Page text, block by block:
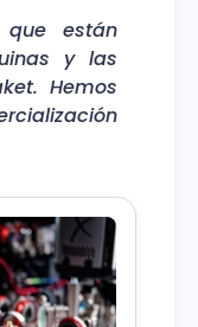
que están
y las
Hemos